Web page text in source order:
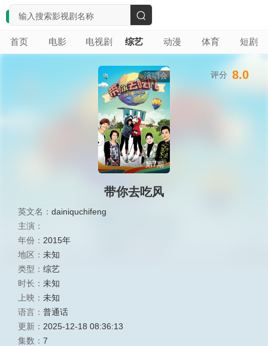
首页 电影 电视剧 综艺 动漫 体育 短剧
搜
索
演唱会
第7期
带你去吃风
英文名： dainiquchifeng
主演：
年份： 2015年
地区： 未知
类型： 综艺
时长： 未知
上映： 未知
语言： 普通话
更新： 2025-12-18 08:36:13
集数： 7
评分 8.0